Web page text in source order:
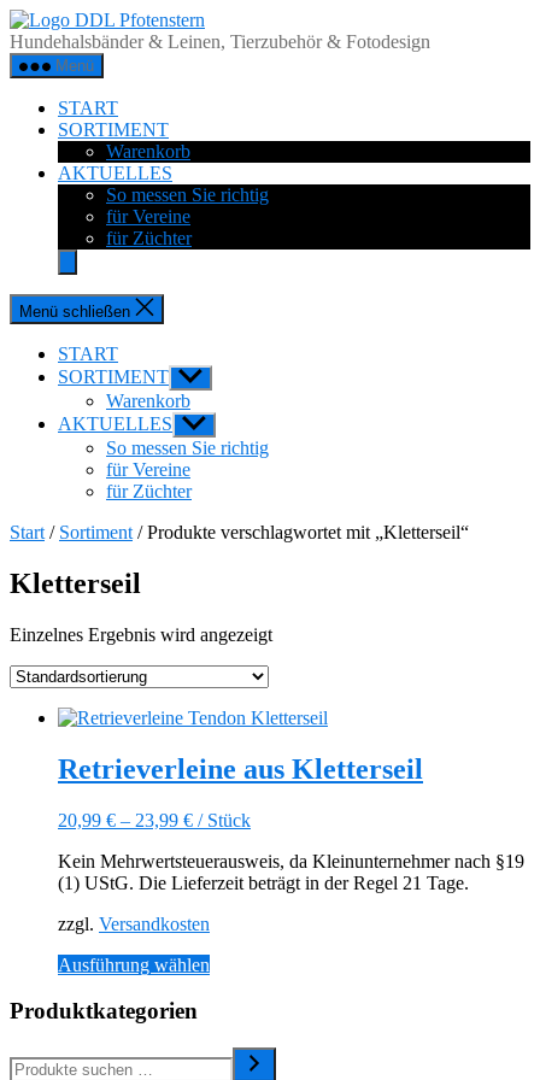
Zum
Inhalt
springen
Pfotenstern
Hundehalsbänder & Leinen, Tierzubehör & Fotodesign
Menü
START
SORTIMENT
Warenkorb
AKTUELLES
So messen Sie richtig
für Vereine
für Züchter
Menü schließen
START
SORTIMENT Untermenü
anzeigen
Warenkorb
AKTUELLES Untermenü
anzeigen
So messen Sie richtig
für Vereine
für Züchter
Start / Sortiment / Produkte verschlagwortet mit „Kletterseil“
Kletterseil
Einzelnes Ergebnis wird angezeigt
Retrieverleine aus Kletterseil
20,99 € – 23,99 € / Stück
Kein Mehrwertsteuerausweis, da Kleinunternehmer nach §19
(1) UStG. Die Lieferzeit beträgt in der Regel 21 Tage.
zzgl. Versandkosten
Ausführung wählen
Varianten
Produktkategorien